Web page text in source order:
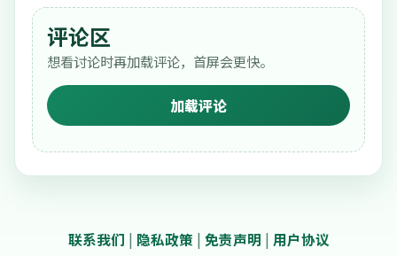
评论区
想看讨论时再加载评论，首屏会更快。
加载评论
联系我们 | 隐私政策 | 免责声明 | 用户协议